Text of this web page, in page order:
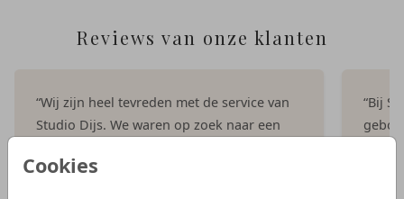
Cookies
Reviews van onze klanten
“Wij zijn heel tevreden met de service van
Studio Dijs. We waren op zoek naar een
vonden we precies wat we zochten. Zowel
“Bij